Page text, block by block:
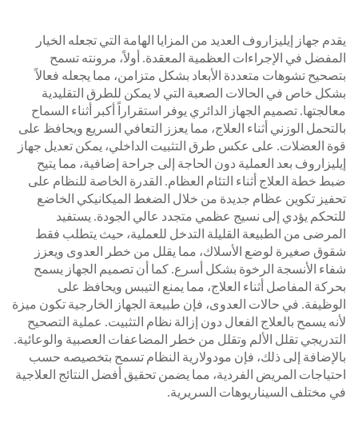
يقدم جهاز إيليزاروف العديد من المزايا الهامة التي تجعله الخيار
المفضل في الإجراءات العظمية المعقدة. أولاً، مرونته تسمح
بتصحيح تشوهات متعددة الأبعاد بشكل متزامن، مما يجعله فعالاً
بشكل خاص في الحالات الصعبة التي لا يمكن للطرق التقليدية
معالجتها. تصميم الجهاز الدائري يوفر استقراراً أكبر أثناء السماح
بالتحمل الوزني أثناء العلاج، مما يعزز التعافي السريع ويحافظ على
قوة العضلات. على عكس طرق التثبيت الداخلي، يمكن تعديل جهاز
إيليزاروف بعد العملية دون الحاجة إلى جراحة إضافية، مما يتيح
ضبط خطة العلاج أثناء التئام العظام. القدرة الخاصة للنظام على
تحفيز تكوين عظام جديدة من خلال الضغط الميكانيكي الخاضع
للتحكم يؤدي إلى نسيج عظمي متجدد عالي الجودة. يستفيد
المرضى من الطبيعة القليلة التدخل للعملية، حيث يتطلب فقط
شقوق صغيرة لوضع الأسلاك، مما يقلل من خطر العدوى ويعزز
شفاء الأنسجة الرخوة بشكل أسرع. كما أن تصميم الجهاز يسمح
بحركة المفاصل أثناء العلاج، مما يمنع التيبس ويحافظ على
الوظيفة. في حالات العدوى، فإن طبيعة الجهاز الخارجية تكون ميزة
لأنه يسمح بالعلاج الفعال دون إزالة نظام التثبيت. عملية التصحيح
التدريجي تقلل الألم وتقلل من خطر المضاعفات العصبية والوعائية.
بالإضافة إلى ذلك، فإن مودولارية النظام تسمح بتخصيصه حسب
احتياجات المريض الفردية، مما يضمن تحقيق أفضل النتائج العلاجية
في مختلف السيناريوهات السريرية.